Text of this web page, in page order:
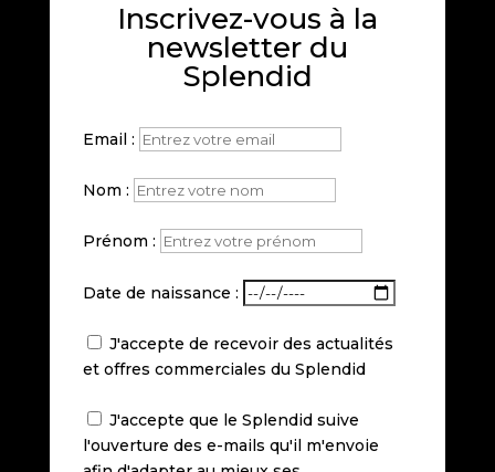
Inscrivez-vous à la
newsletter du
Splendid
Email :
Nom :
Prénom :
Date de naissance :
J'accepte de recevoir des actualités
et offres commerciales du Splendid
J'accepte que le Splendid suive
l'ouverture des e-mails qu'il m'envoie